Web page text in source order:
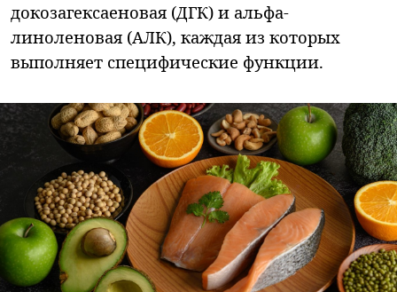
докозагексаеновая (ДГК) и альфа-
линоленовая (АЛК), каждая из которых
выполняет специфические функции.